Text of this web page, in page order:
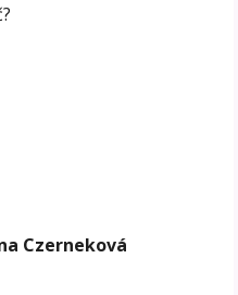
Czerneková